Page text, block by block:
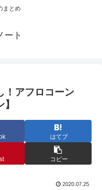
まとめ
ート
！アフロコーン
はてブ
コピー
2020.07.25